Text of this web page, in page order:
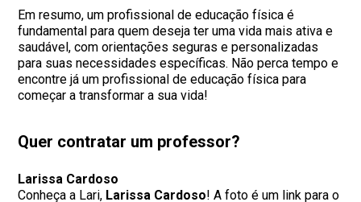
Em resumo, um profissional de educação física é
fundamental para quem deseja ter uma vida mais ativa e
saudável, com orientações seguras e personalizadas
para suas necessidades específicas. Não perca tempo e
encontre já um profissional de educação física para
começar a transformar a sua vida!
Quer contratar um professor?
Larissa Cardoso
Conheça a Lari, Larissa Cardoso! A foto é um link para o